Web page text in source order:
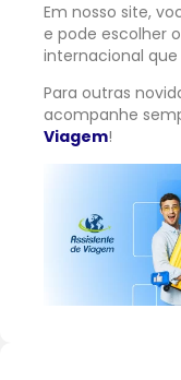
Em nosso site,
e pode escolher o
internacional
Para outras
acompanhe
Viagem!